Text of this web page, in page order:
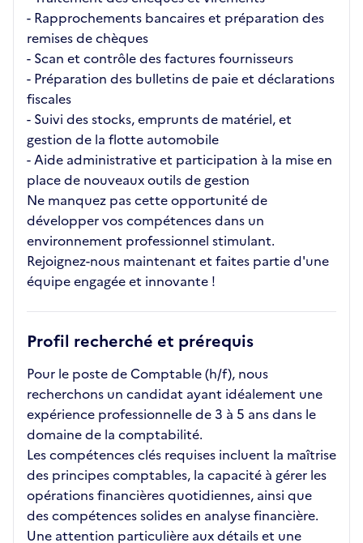
- Rapprochements bancaires et préparation des
remises de chèques
- Scan et contrôle des factures fournisseurs
- Préparation des bulletins de paie et déclarations
fiscales
- Suivi des stocks, emprunts de matériel, et
gestion de la flotte automobile
- Aide administrative et participation à la mise en
place de nouveaux outils de gestion
Ne manquez pas cette opportunité de
développer vos compétences dans un
environnement professionnel stimulant.
Rejoignez-nous maintenant et faites partie d'une
équipe engagée et innovante !
Profil recherché et prérequis
Pour le poste de Comptable (h/f), nous
recherchons un candidat ayant idéalement une
expérience professionnelle de 3 à 5 ans dans le
domaine de la comptabilité.
Les compétences clés requises incluent la maîtrise
des principes comptables, la capacité à gérer les
opérations financières quotidiennes, ainsi que
des compétences solides en analyse financière.
Une attention particulière aux détails et une